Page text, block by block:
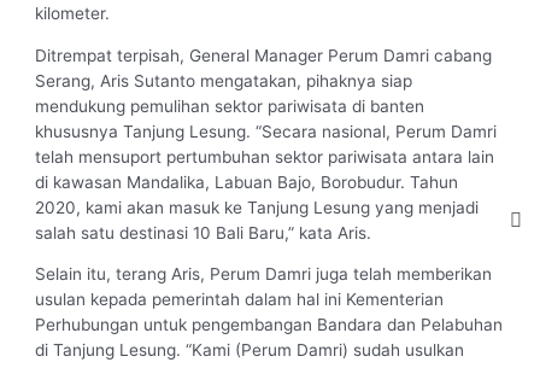
kilometer.
Ditrempat terpisah, General Manager Perum Damri cabang
Serang, Aris Sutanto mengatakan, pihaknya siap
mendukung pemulihan sektor pariwisata di banten
khususnya Tanjung Lesung. “Secara nasional, Perum Damri
telah mensuport pertumbuhan sektor pariwisata antara lain
di kawasan Mandalika, Labuan Bajo, Borobudur. Tahun
2020, kami akan masuk ke Tanjung Lesung yang menjadi
salah satu destinasi 10 Bali Baru,” kata Aris.
Selain itu, terang Aris, Perum Damri juga telah memberikan
usulan kepada pemerintah dalam hal ini Kementerian
Perhubungan untuk pengembangan Bandara dan Pelabuhan
di Tanjung Lesung. “Kami (Perum Damri) sudah usulkan